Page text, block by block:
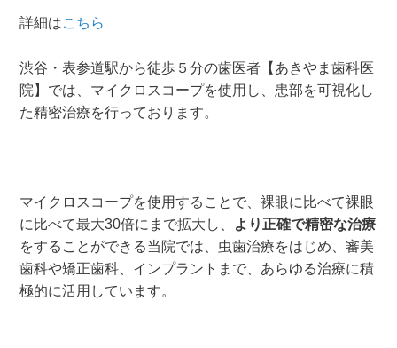
詳細はこちら
渋谷・表参道駅から徒歩５分の歯医者【あきやま歯科医
院】では、マイクロスコープを使用し、患部を可視化し
た精密治療を行っております。
マイクロスコープを使用することで、裸眼に比べて裸眼
に比べて最大30倍にまで拡大し、 より正確で精密な治療
をすることができる当院では、虫歯治療をはじめ、審美
歯科や矯正歯科、インプラントまで、あらゆる治療に積
極的に活用しています。